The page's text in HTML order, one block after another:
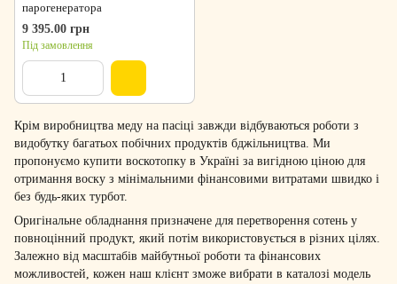
парогенератора
9 395.00 грн
Під замовлення
Крім виробництва меду на пасіці завжди відбуваються роботи з
видобутку багатьох побічних продуктів бджільництва. Ми
пропонуємо купити воскотопку в Україні за вигідною ціною для
отримання воску з мінімальними фінансовими витратами швидко і
без будь-яких турбот.
Оригінальне обладнання призначене для перетворення сотень у
повноцінний продукт, який потім використовується в різних цілях.
Залежно від масштабів майбутньої роботи та фінансових
можливостей, кожен наш клієнт зможе вибрати в каталозі модель